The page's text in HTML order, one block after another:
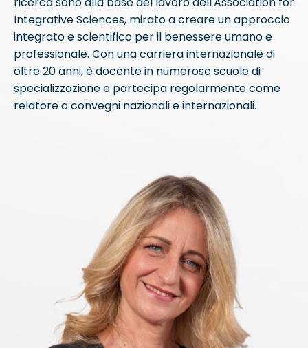
Integrative Sciences, mirato a creare un approccio
integrato e scientifico per il benessere umano e
professionale. Con una carriera internazionale di
oltre 20 anni, è docente in numerose scuole di
specializzazione e partecipa regolarmente come
relatore a convegni nazionali e internazionali.